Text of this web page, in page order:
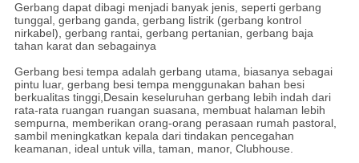
Gerbang dapat dibagi menjadi banyak jenis, seperti gerbang
tunggal, gerbang ganda, gerbang listrik (gerbang kontrol
nirkabel), gerbang rantai, gerbang pertanian, gerbang baja
tahan karat dan sebagainya
Gerbang besi tempa adalah gerbang utama, biasanya sebagai
pintu luar, gerbang besi tempa menggunakan bahan besi
berkualitas tinggi,Desain keseluruhan gerbang lebih indah dari
rata-rata ruangan ruangan suasana, membuat halaman lebih
sempurna, memberikan orang-orang perasaan rumah pastoral,
sambil meningkatkan kepala dari tindakan pencegahan
keamanan, ideal untuk villa, taman, manor, Clubhouse.